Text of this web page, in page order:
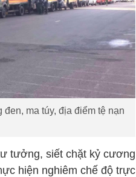
ma túy, địa điểm tệ nạn
tưởng, siết chặt kỷ cương
hiện nghiêm chế độ trực